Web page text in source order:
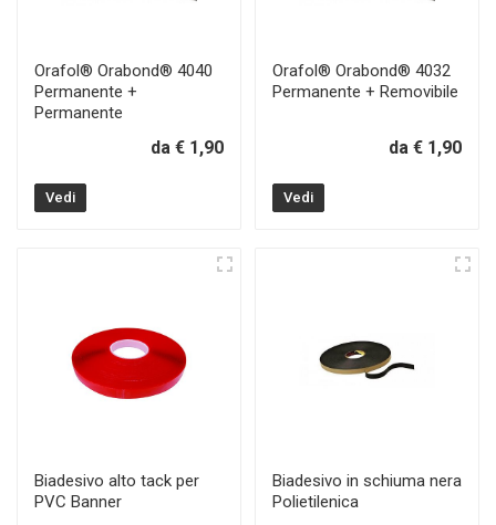
Orafol® Orabond® 4040
Permanente +
Permanente
da € 1,90
Vedi
Orafol® Orabond® 4032
Permanente + Removibile
da € 1,90
Vedi
Biadesivo alto tack per
PVC Banner
Biadesivo in schiuma nera
Polietilenica